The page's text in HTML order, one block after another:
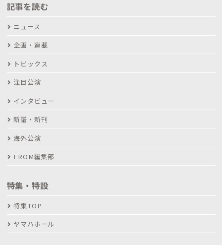
記事を読む
ニュース
企画・連載
トピックス
注目公演
インタビュー
新譜・新刊
海外公演
FROM編集部
特集・特設
特集TOP
ヤマハホール